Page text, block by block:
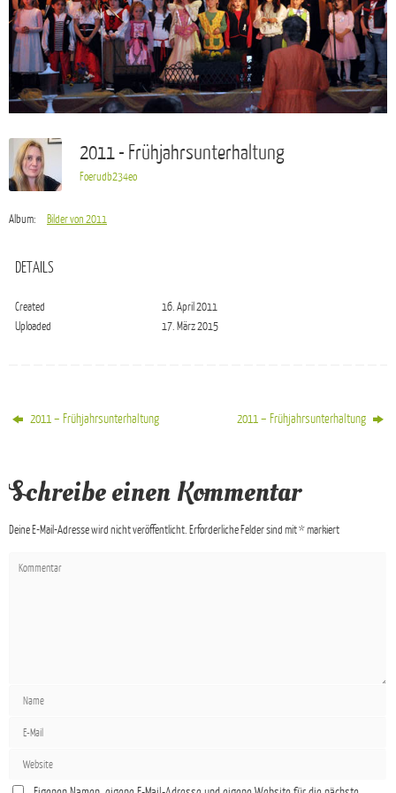
2011 - Frühjahrsunterhaltung
Foerudb234eo
Album: Bilder von 2011
DETAILS
Created
16. April 2011
Uploaded
17. März 2015
2011 – Frühjahrsunterhaltung 2011 – Frühjahrsunterhaltung
Schreibe einen Kommentar
Deine E-Mail-Adresse wird nicht veröffentlicht. Erforderliche Felder sind mit*markiert